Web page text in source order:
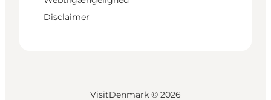
Disclaimer
VisitDenmark © 2026